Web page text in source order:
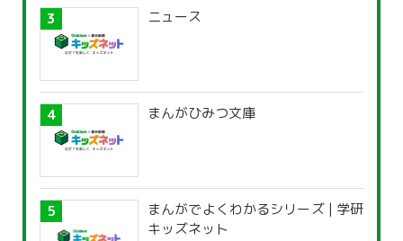
ニュース
まんがひみつ文庫
まんがでよくわかるシリーズ | 学研
キッズネット